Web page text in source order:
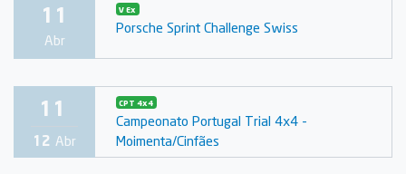
11
Abr
V Ex
Porsche Sprint Challenge Swiss
11
12 Abr
CPT 4x4
Campeonato Portugal Trial 4x4 -
Moimenta/Cinfães